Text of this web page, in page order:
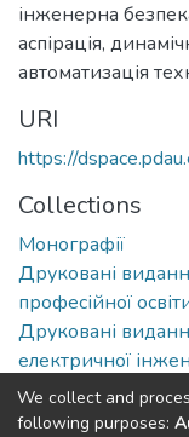
інженерна
аспірація,
автоматизація
URI
https://
Collections
Монографії
Друковані
професійної
Друковані
електричної
Full item page
We collect and
following purposes: